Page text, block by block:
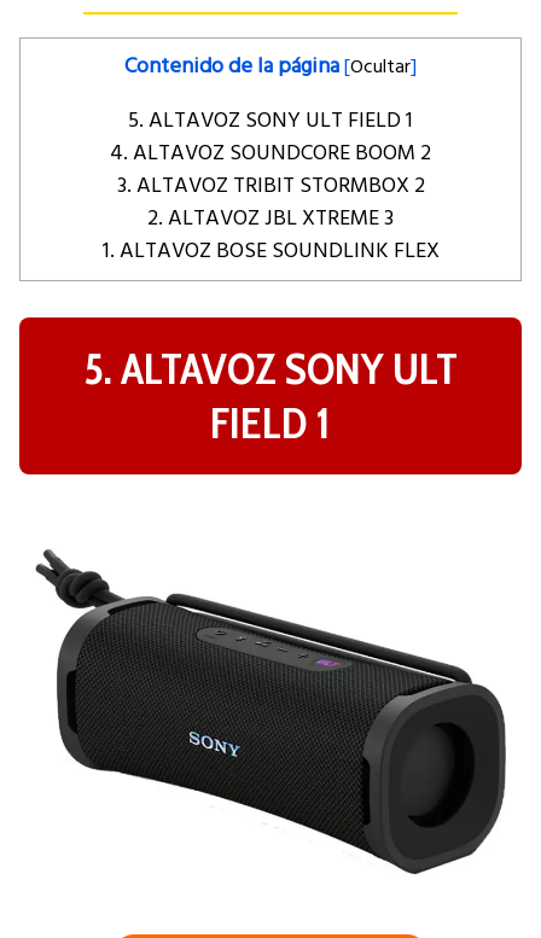
Contenido de la página[Ocultar]
5. ALTAVOZ SONY ULT FIELD 1
4. ALTAVOZ SOUNDCORE BOOM 2
3. ALTAVOZ TRIBIT STORMBOX 2
2. ALTAVOZ JBL XTREME 3
1. ALTAVOZ BOSE SOUNDLINK FLEX
5. ALTAVOZ SONY ULT
FIELD 1